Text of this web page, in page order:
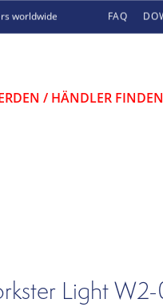
worldwide FAQ
/ HÄNDLER FINDEN
Light